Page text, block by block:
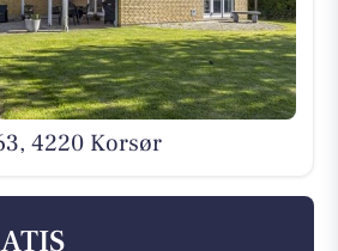
4220 Korsør